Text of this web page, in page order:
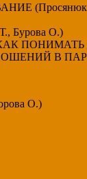
Бурова О.)
ПОНИМАТЬ
В ПАРЕ
О.)